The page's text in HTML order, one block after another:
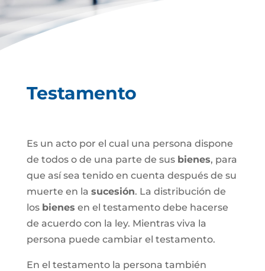
Testamento
Es un acto por el cual una persona dispone
de todos o de una parte de sus bienes, para
que así sea tenido en cuenta después de su
muerte en la sucesión. La distribución de
los bienes en el testamento debe hacerse
de acuerdo con la ley. Mientras viva la
persona puede cambiar el testamento.
En el testamento la persona también